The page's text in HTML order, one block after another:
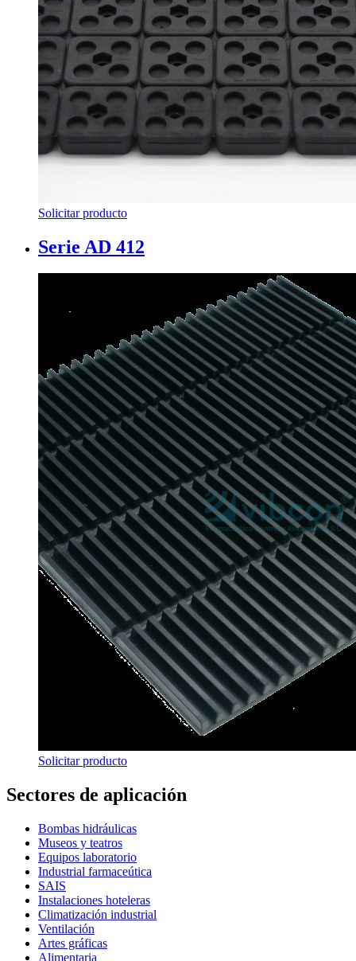
Solicitar producto
Serie AD 412
Solicitar producto
Sectores de aplicación
Bombas hidráulicas
Museos y teatros
Equipos laboratorio
Industrial farmaceútica
SAIS
Instalaciones hoteleras
Climatización industrial
Ventilación
Artes gráficas
Alimentaria